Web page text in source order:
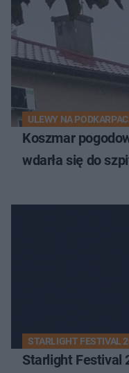
ULEWY NA
Koszmar
wdarła się do
STARLIGHT FESTIVAL
Starlight Festival